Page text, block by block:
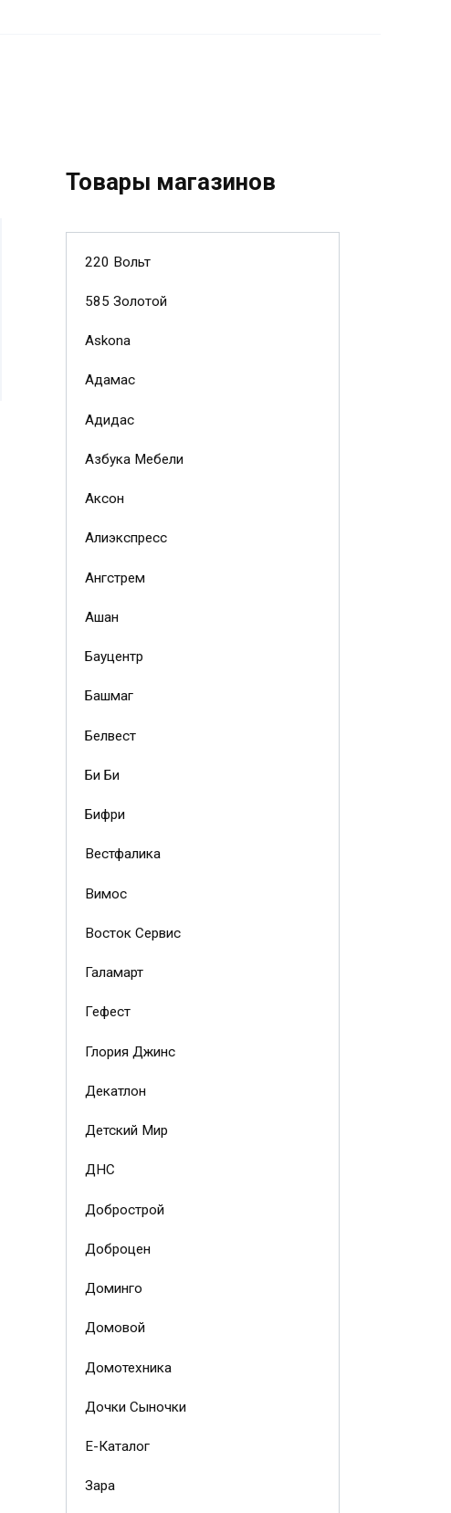
Товары магазинов
220 Вольт
585 Золотой
Askona
Адамас
Адидас
Азбука Мебели
Аксон
Алиэкспресс
Ангстрем
Ашан
Бауцентр
Башмаг
Белвест
Би Би
Бифри
Вестфалика
Вимос
Восток Сервис
Галамарт
Гефест
Глория Джинс
Декатлон
Детский Мир
ДНС
Добрострой
Доброцен
Доминго
Домовой
Домотехника
Дочки Сыночки
Е-Каталог
Зара